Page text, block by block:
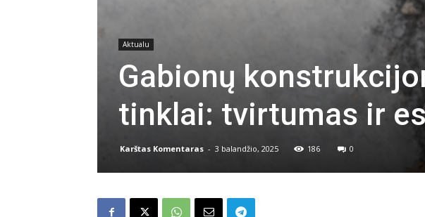
Aktualu
Gabionų
tinklai: tvirtumas ir
Karštas Komentaras - 3 balandžio, 2025 186 0